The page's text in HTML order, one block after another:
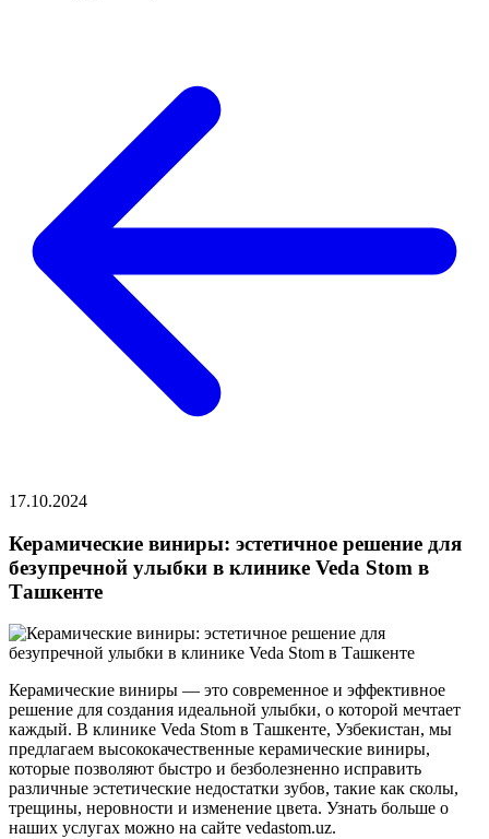
17.10.2024
Керамические виниры: эстетичное решение для
безупречной улыбки в клинике Veda Stom в
Ташкенте
Керамические виниры — это современное и эффективное
решение для создания идеальной улыбки, о которой мечтает
каждый. В клинике Veda Stom в Ташкенте, Узбекистан, мы
предлагаем высококачественные керамические виниры,
которые позволяют быстро и безболезненно исправить
различные эстетические недостатки зубов, такие как сколы,
трещины, неровности и изменение цвета. Узнать больше о
наших услугах можно на сайте vedastom.uz.